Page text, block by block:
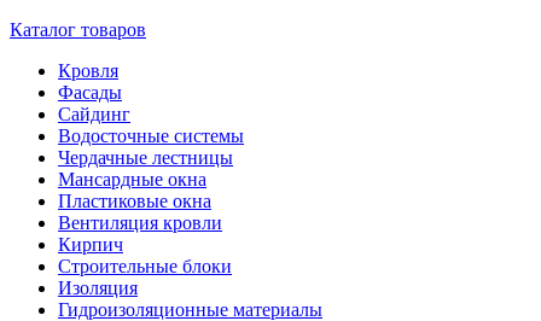
Каталог товаров
Кровля
Фасады
Сайдинг
Водосточные системы
Чердачные лестницы
Мансардные окна
Пластиковые окна
Вентиляция кровли
Кирпич
Строительные блоки
Изоляция
Гидроизоляционные материалы